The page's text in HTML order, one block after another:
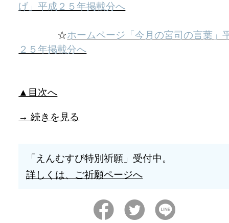
げ」平成２５年掲載分へ
☆ホームページ「今月の宮司の言葉」
２５年掲載分へ
▲目次へ
→ 続きを見る
「えんむすび特別祈願」受付中。
詳しくは、ご祈願ページへ